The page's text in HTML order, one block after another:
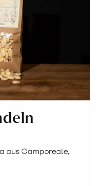
aus Camporeale,